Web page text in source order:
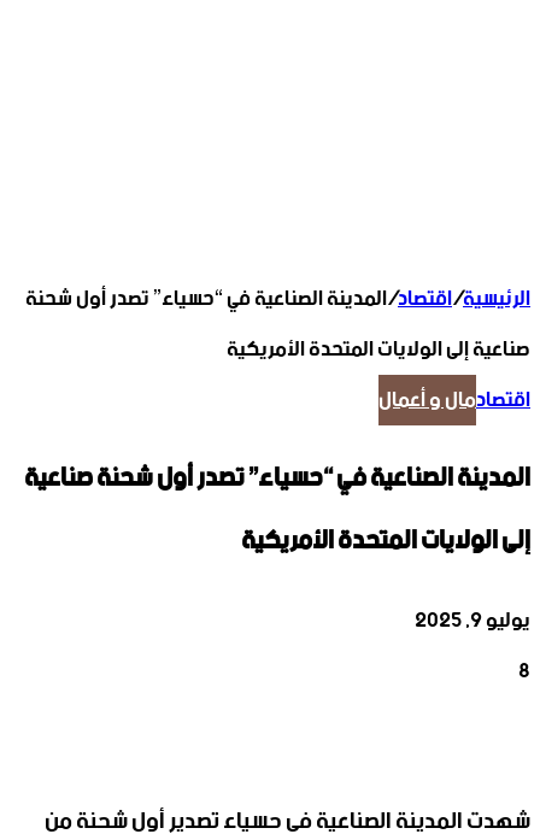
الرئيسية/اقتصاد/المدينة الصناعية في “حسياء” تصدر أول شحنة
صناعية إلى الولايات المتحدة الأمريكية
اقتصادمال و أعمال
المدينة الصناعية في “حسياء” تصدر أول شحنة صناعية
إلى الولايات المتحدة الأمريكية
يوليو 9, 2025
8
شهدت المدينة الصناعية في حسياء تصدير أول شحنة من